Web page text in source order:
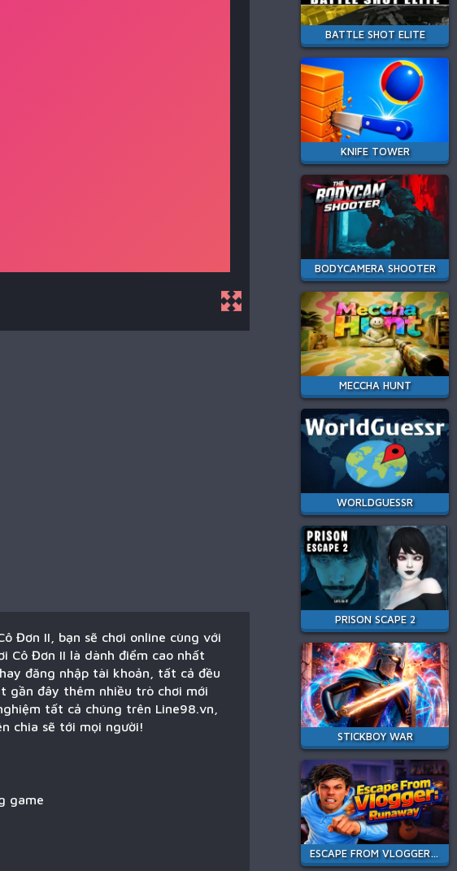
Đơn II, bạn sẽ chơi online cùng với
Cô Đơn II là dành điểm cao nhất
đăng nhập tài khoản, tất cả đều
gần đây thêm nhiều trò chơi mới
tất cả chúng trên Line98.vn,
chia sẽ tới mọi người!
game
BATTLE SHOT ELITE
KNIFE TOWER
BODYCAMERA SHOOTER
MECCHA HUNT
WORLDGUESSR
PRISON SCAPE 2
STICKBOY WAR
ESCAPE FROM VLOGGER: RUNAWAY